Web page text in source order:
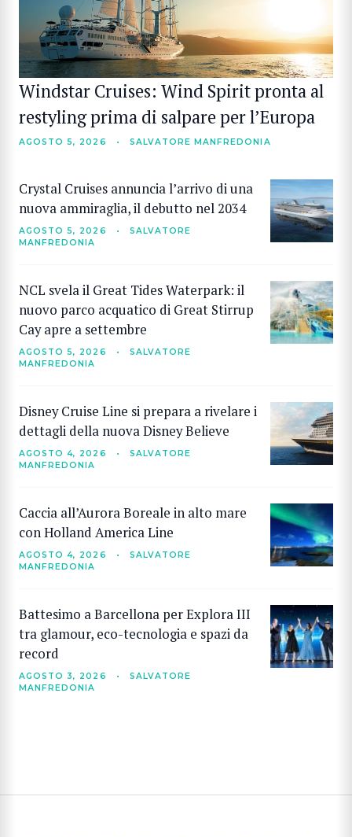
Windstar Cruises: Wind Spirit pronta al
restyling prima di salpare per l’Europa
AGOSTO 5, 2026 • SALVATORE MANFREDONIA
Crystal Cruises annuncia l’arrivo di una
nuova ammiraglia, il debutto nel 2034
AGOSTO 5, 2026 •
SALVATORE
MANFREDONIA
NCL svela il Great Tides Waterpark: il
nuovo parco acquatico di Great Stirrup
Cay apre a settembre
AGOSTO 5, 2026 •
SALVATORE
MANFREDONIA
Disney Cruise Line si prepara a rivelare i
dettagli della nuova Disney Believe
AGOSTO 4, 2026 •
SALVATORE
MANFREDONIA
Caccia all’Aurora Boreale in alto mare
con Holland America Line
AGOSTO 4, 2026 •
SALVATORE
MANFREDONIA
Battesimo a Barcellona per Explora III
tra glamour, eco-tecnologia e spazi da
record
AGOSTO 3, 2026 •
SALVATORE
MANFREDONIA